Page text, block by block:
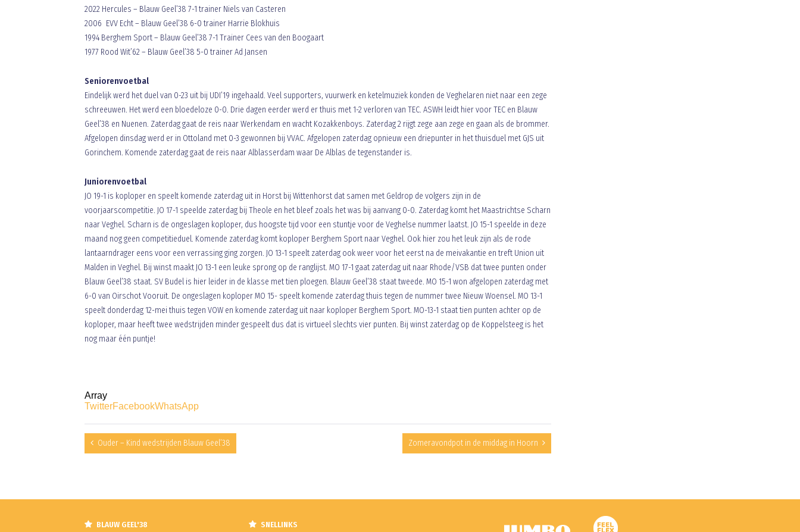
2022 Hercules – Blauw Geel’38 7-1 trainer Niels van Casteren
2006 EVV Echt – Blauw Geel’38 6-0 trainer Harrie Blokhuis
1994 Berghem Sport – Blauw Geel’38 7-1 Trainer Cees van den Boogaart
1977 Rood Wit’62 – Blauw Geel’38 5-0 trainer Ad Jansen
Seniorenvoetbal
Eindelijk werd het duel van 0-23 uit bij UDI’19 ingehaald. Veel supporters, vuurwerk en ketelmuziek konden de Veghelaren niet naar een zege
schreeuwen. Het werd een bloedeloze 0-0. Drie dagen eerder werd er thuis met 1-2 verloren van TEC. ASWH leidt hier voor TEC en Blauw
Geel’38 en Nuenen. Zaterdag gaat de reis naar Werkendam en wacht Kozakkenboys. Zaterdag 2 rijgt zege aan zege en gaan als de brommer.
Afgelopen dinsdag werd er in Ottoland met 0-3 gewonnen bij VVAC. Afgelopen zaterdag opnieuw een driepunter in het thuisduel met GJS uit
Gorinchem. Komende zaterdag gaat de reis naar Alblasserdam waar De Alblas de tegenstander is.
Juniorenvoetbal
JO 19-1 is koploper en speelt komende zaterdag uit in Horst bij Wittenhorst dat samen met Geldrop de volgers zijn in de
voorjaarscompetitie. JO 17-1 speelde zaterdag bij Theole en het bleef zoals het was bij aanvang 0-0. Zaterdag komt het Maastrichtse Scharn
naar Veghel. Scharn is de ongeslagen koploper, dus hoogste tijd voor een stuntje voor de Veghelse nummer laatst. JO 15-1 speelde in deze
maand nog geen competitieduel. Komende zaterdag komt koploper Berghem Sport naar Veghel. Ook hier zou het leuk zijn als de rode
lantaarndrager eens voor een verrassing ging zorgen. JO 13-1 speelt zaterdag ook weer voor het eerst na de meivakantie en treft Union uit
Malden in Veghel. Bij winst maakt JO 13-1 een leuke sprong op de ranglijst. MO 17-1 gaat zaterdag uit naar Rhode/VSB dat twee punten onder
Blauw Geel’38 staat. SV Budel is hier leider in de klasse met tien ploegen. Blauw Geel’38 staat tweede. MO 15-1 won afgelopen zaterdag met
6-0 van Oirschot Vooruit. De ongeslagen koploper MO 15- speelt komende zaterdag thuis tegen de nummer twee Nieuw Woensel. MO 13-1
speelt donderdag 12-mei thuis tegen VOW en komende zaterdag uit naar koploper Berghem Sport. MO-13-1 staat tien punten achter op de
koploper, maar heeft twee wedstrijden minder gespeelt dus dat is virtueel slechts vier punten. Bij winst zaterdag op de Koppelsteeg is het
nog maar één puntje!
Array
TwitterFacebookWhatsApp
Ouder – Kind wedstrijden Blauw Geel’38 Zomeravondpot in de middag in Hoorn
BLAUW GEEL'38 SNELLINKS